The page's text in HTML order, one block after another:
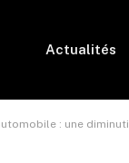
Actualités
: une